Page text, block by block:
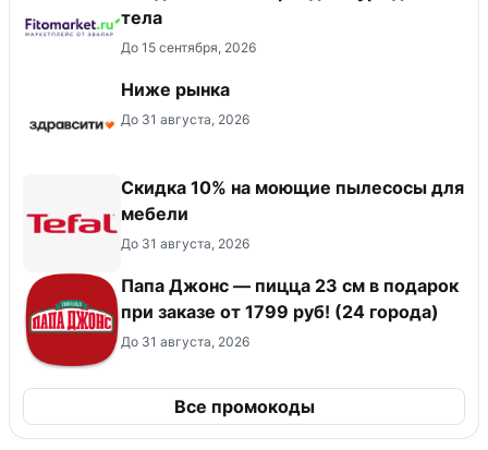
тела
До 15 сентября, 2026
Ниже рынка
До 31 августа, 2026
Скидка 10% на моющие пылесосы для
мебели
До 31 августа, 2026
Папа Джонс — пицца 23 см в подарок
при заказе от 1799 руб! (24 города)
До 31 августа, 2026
Все промокоды